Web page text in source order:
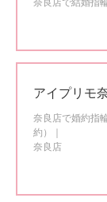
奈良店で結婚指
アイプリモ
奈良店で婚約指
約）
奈良店